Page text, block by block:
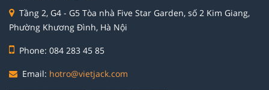
Tầng 2, G4 - G5 Tòa nhà Five Star Garden, số 2 Kim Giang,
Phường Khương Đình, Hà Nội
Phone: 084 283 45 85
Email: hotro@vietjack.com